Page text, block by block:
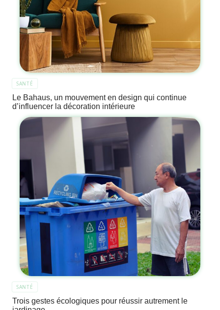
SANTÉ
Le Bahaus, un mouvement en design qui continue
d’influencer la décoration intérieure
SANTÉ
Trois gestes écologiques pour réussir autrement le